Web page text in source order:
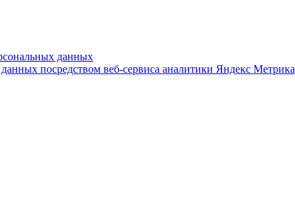
данных
посредством веб-сервиса аналитики Яндекс Метрика